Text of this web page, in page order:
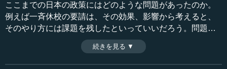
ここまでの日本の政策にはどのような問題があったのか。
例えば一斉休校の要請は、その効果、影響から考えると、
そのやり方には課題を残したといっていいだろう。問題の
全体像を理解するためには、専門家の知見だけではなく、
自らデータを収集・分析することも大事だという小宮山宏
氏。コロナ終息後に世界、そして日本が進むべき道につい
収録日：2020年4月22日
続きを見る ▼